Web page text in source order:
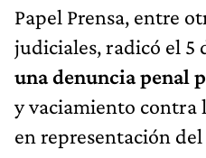
Papel Prensa, entre
judiciales, radicó el 5
una denuncia penal
y vaciamiento contra
en representación